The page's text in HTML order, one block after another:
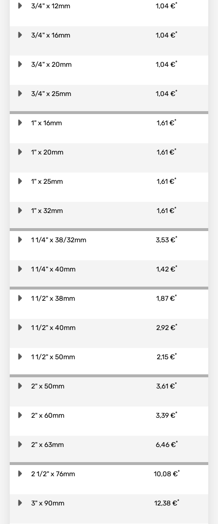
3/4" x 12mm 1,04 €*
3/4" x 16mm 1,04 €*
3/4" x 20mm 1,04 €*
3/4" x 25mm 1,04 €*
1" x 16mm 1,61 €*
1" x 20mm 1,61 €*
1" x 25mm 1,61 €*
1" x 32mm 1,61 €*
1 1/4" x 38/32mm 3,53 €*
1 1/4" x 40mm 1,42 €*
1 1/2" x 38mm 1,87 €*
1 1/2" x 40mm 2,92 €*
1 1/2" x 50mm 2,15 €*
2" x 50mm 3,61 €*
2" x 60mm 3,39 €*
2" x 63mm 6,46 €*
2 1/2" x 76mm 10,08 €*
3" x 90mm 12,38 €*